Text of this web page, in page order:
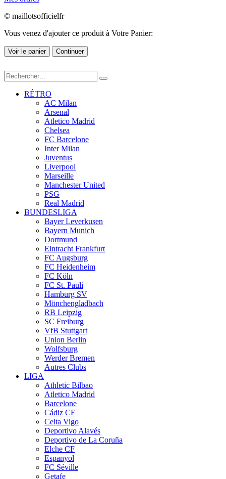
© maillotsofficielfr
Vous venez d'ajouter ce produit à Votre Panier:
Voir le panier Continuer
RÉTRO
AC Milan
Arsenal
Atletico Madrid
Chelsea
FC Barcelone
Inter Milan
Juventus
Liverpool
Marseille
Manchester United
PSG
Real Madrid
BUNDESLIGA
Bayer Leverkusen
Bayern Munich
Dortmund
Eintracht Frankfurt
FC Augsburg
FC Heidenheim
FC Köln
FC St. Pauli
Hamburg SV
Mönchengladbach
RB Leipzig
SC Freiburg
VfB Stuttgart
Union Berlin
Wolfsburg
Werder Bremen
Autres Clubs
LIGA
Athletic Bilbao
Atletico Madrid
Barcelone
Cádiz CF
Celta Vigo
Deportivo Alavés
Deportivo de La Coruña
Elche CF
Espanyol
FC Séville
Getafe